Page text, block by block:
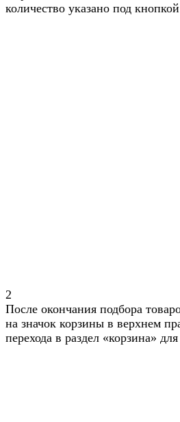
количество указано под
2
После окончания подбора
на значок корзины в верхнем
перехода в раздел «корзина»